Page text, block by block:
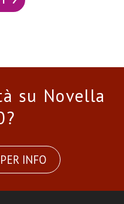
su Novella
INFO